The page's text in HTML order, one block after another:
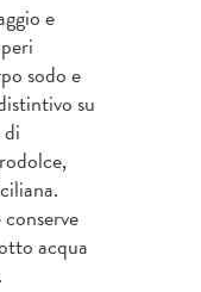
e
sodo e
su
acqua